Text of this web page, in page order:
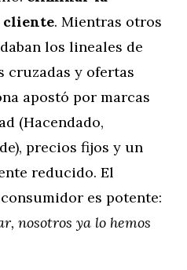
cliente. Mientras otros
los lineales de
cruzadas y ofertas
apostó por marcas
(Hacendado,
precios fijos y un
reducido. El
es potente:
nosotros ya lo hemos